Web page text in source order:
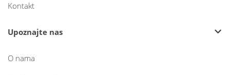
Kontakt
Upoznajte nas
O nama